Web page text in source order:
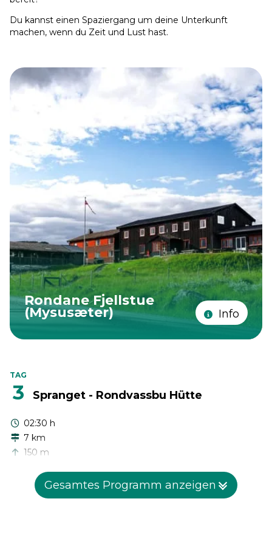
Du kannst einen Spaziergang um deine Unterkunft
machen, wenn du Zeit und Lust hast.
Rondane Fjellstue
(Mysusæter) Info
TAG
3 Spranget - Rondvassbu Hütte
02:30 h
7 km
150 m
Fahrzeit: ≈ 10 Minuten (von Mysusæter nach Spranget)
Gesamtes Programm anzeigen